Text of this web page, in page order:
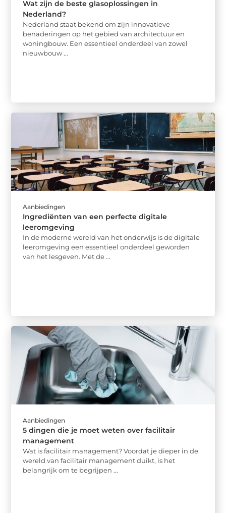
Wat zijn de beste glasoplossingen in
Nederland?
Nederland staat bekend om zijn innovatieve
benaderingen op het gebied van architectuur en
woningbouw. Een essentieel onderdeel van zowel
nieuwbouw ...
Aanbiedingen
Ingrediënten van een perfecte digitale
leeromgeving
In de moderne wereld van het onderwijs is de digitale
leeromgeving een essentieel onderdeel geworden
van het lesgeven. Met de ...
Aanbiedingen
5 dingen die je moet weten over facilitair
management
Wat is facilitair management? Voordat je dieper in de
wereld van facilitair management duikt, is het
belangrijk om te begrijpen ...